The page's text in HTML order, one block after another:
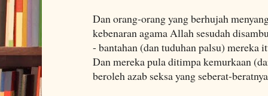
Dan orang-orang yang berhujah
kebenaran agama Allah sesudah
- bantahan (dan tuduhan palsu) mereka
Dan mereka pula ditimpa kemurkaan
beroleh azab seksa yang seberat-